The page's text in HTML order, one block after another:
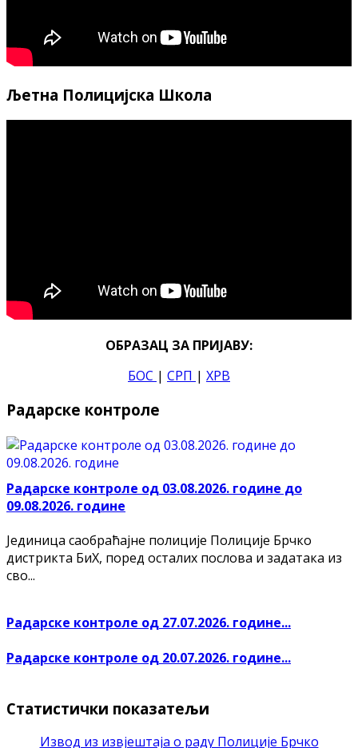
Љетна Полицијска Школа
ОБРАЗАЦ ЗА ПРИЈАВУ:
БОС | СРП | ХРВ
Радарске контроле
Радарске контроле од 03.08.2026. године до
09.08.2026. године
Јединица саобраћајне полиције Полиције Брчко
дистрикта БиХ, поред осталих послова и задатака из
сво...
Радарске контроле од 27.07.2026. године...
Радарске контроле од 20.07.2026. године...
Статистички показатељи
Извод из извјештаја о раду Полиције Брчко